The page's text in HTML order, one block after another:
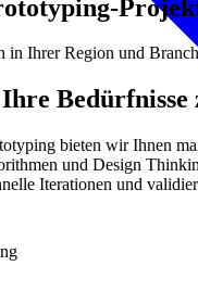
in Ihrer Region und
Bedürfnisse
bieten wir Ihnen
und Design
Iterationen und